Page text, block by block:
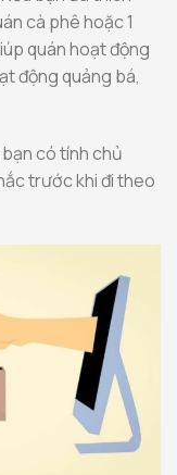
cà phê hoặc 1
quán hoạt động
động quảng bá,
có tính chủ
trước khi đi theo